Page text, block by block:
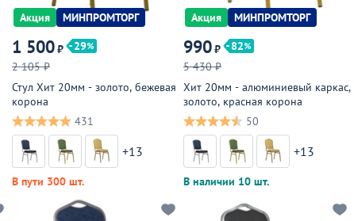
Акция МИНПРОМТОРГ
1 500₽
29
2 105 ₽
Стул Хит 20мм - золото, бежевая
корона
431
+13
В пути 300 шт.
Акция МИНПРОМТОРГ
990₽
82
5 430 ₽
Хит 20мм - алюминиевый каркас,
золото, красная корона
50
+13
В наличии 10 шт.